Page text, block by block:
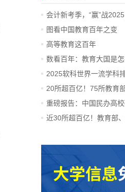
会计新考季，“赢”战
图看中国教育百年之变
高等教育这百年
数看百年：教育大国是
2025软科世界一流学科
14...
20所超百亿！75所教育
决算
重磅报告：中国民办高
位、...
近30所超百亿！教育部